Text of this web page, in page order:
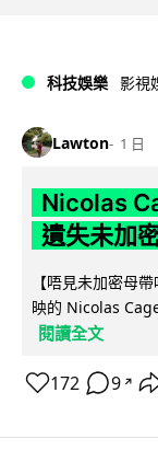
科技娛樂 影視
Lawton 1 日
Nicolas
遺失未加
【唔見未加密母
映的 Nicolas
閱讀全文
172 9 ↗